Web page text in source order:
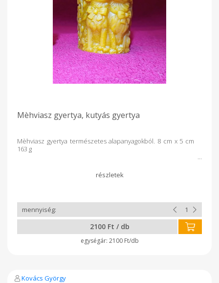
Mèhviasz gyertya, kutyás gyertya
Mèhviasz gyertya természetes alapanyagokból. 8 cm x 5 cm
163 g
2100 Ft / db
2100 Ft/db
Kovács György